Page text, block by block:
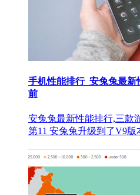
手机性能排行_安兔兔最
前
安兔兔最新性能排行,三款
第11 安兔兔升级到了V9版